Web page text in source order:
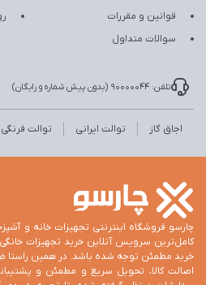
قوانین و مقررات
سوالات متداول
تلفن: 90000044 (بدون پیش شماره و رایگان)
اجاق گاز توالت ایرانی توالت فرنگی
چارسو فروشگاه اینترنتی تجهیزات خانه و
کامل‌ترین سرویس آنلاین خرید تجهیزات
اصالت کالا، تحویل سریع و مطمئن و